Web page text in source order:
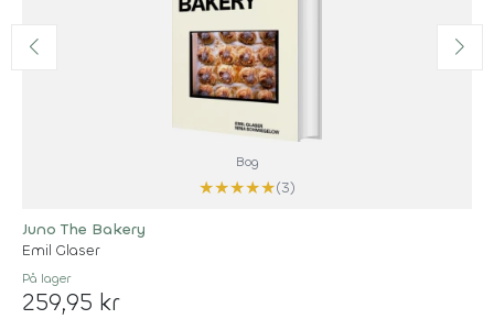
Bog
★★★★★(3)
Juno The Bakery
Emil Glaser
På lager
259,95 kr